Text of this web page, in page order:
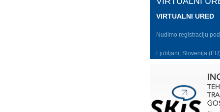
VIRTUALNI URED
Nudimo registraciju
Ljubljani, Slovenija
E-SAVJET